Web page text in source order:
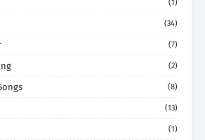
(1)
(34)
(7)
(2)
(8)
(13)
(1)